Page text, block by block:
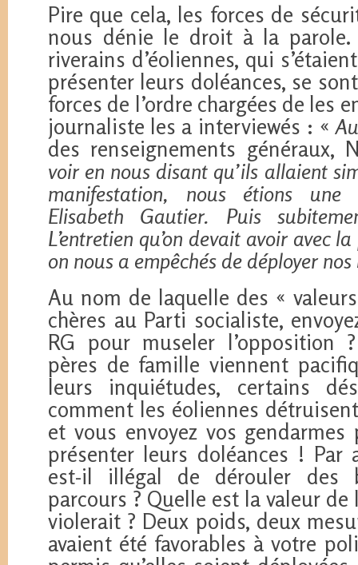
Pire que cela, les forces de
nous dénie le droit à la parole.
riverains d’éoliennes, qui
présenter leurs doléances, se
forces de l’ordre chargées de les
journaliste les a interviewés : «
des renseignements généraux,
voir en nous disant qu’ils allaient
manifestation, nous étions une
Elisabeth Gautier. Puis
L’entretien qu’on devait avoir avec
on nous a empêchés de déployer
Au nom de laquelle des «
chères au Parti socialiste,
RG pour museler l’opposition
pères de famille viennent
leurs inquiétudes, certains
comment les éoliennes
et vous envoyez vos
présenter leurs doléances ! Par
est-il illégal de dérouler des
parcours ? Quelle est la valeur
violerait ? Deux poids, deux
avaient été favorables à votre